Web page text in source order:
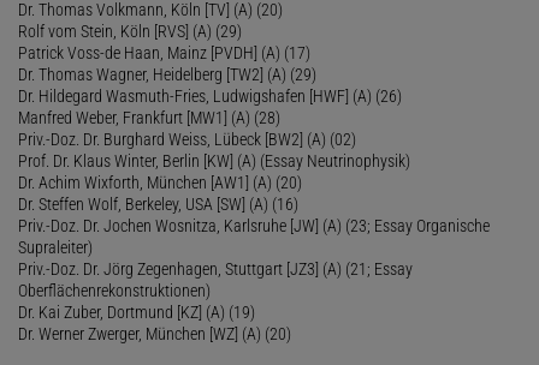
Dr. Thomas Volkmann, Köln [TV] (A) (20)
Rolf vom Stein, Köln [RVS] (A) (29)
Patrick Voss-de Haan, Mainz [PVDH] (A) (17)
Dr. Thomas Wagner, Heidelberg [TW2] (A) (29)
Dr. Hildegard Wasmuth-Fries, Ludwigshafen [HWF] (A) (26)
Manfred Weber, Frankfurt [MW1] (A) (28)
Priv.-Doz. Dr. Burghard Weiss, Lübeck [BW2] (A) (02)
Prof. Dr. Klaus Winter, Berlin [KW] (A) (Essay Neutrinophysik)
Dr. Achim Wixforth, München [AW1] (A) (20)
Dr. Steffen Wolf, Berkeley, USA [SW] (A) (16)
Priv.-Doz. Dr. Jochen Wosnitza, Karlsruhe [JW] (A) (23; Essay Organische
Supraleiter)
Priv.-Doz. Dr. Jörg Zegenhagen, Stuttgart [JZ3] (A) (21; Essay
Oberflächenrekonstruktionen)
Dr. Kai Zuber, Dortmund [KZ] (A) (19)
Dr. Werner Zwerger, München [WZ] (A) (20)